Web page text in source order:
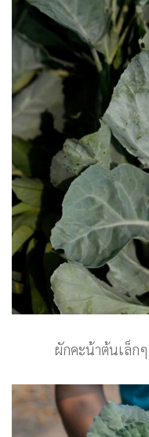
ผักคะน้าต้นเล็กๆ